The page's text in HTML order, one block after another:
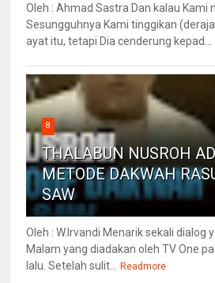
Oleh : Ahmad Sastra Dan kalau Kami
Sesungguhnya Kami tinggikan
ayat itu, tetapi Dia cenderung kepad...
8
THALABUN NUSROH
METODE DAKWAH
SAW
Oleh : W.Irvandi Menarik sekali dialog
Malam yang diadakan oleh TV One
lalu. Setelah sulit...
Readmore